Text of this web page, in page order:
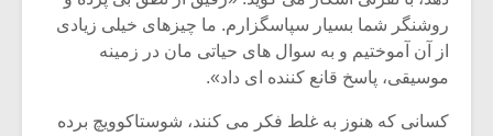
روشنگر شما بسیار سپاسگزارم. ما چیزهای خیلی زیادی
از آن آموختیم و به سوال های حیاتی مان در زمینه
موسیقی، پاسخ قانع کننده ای داد».
کسانی که هنوز به غلط فکر می کنند، شوستاکوویچ برده